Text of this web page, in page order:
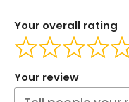
Your overall rating
Your review